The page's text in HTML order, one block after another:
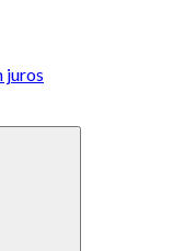
juros